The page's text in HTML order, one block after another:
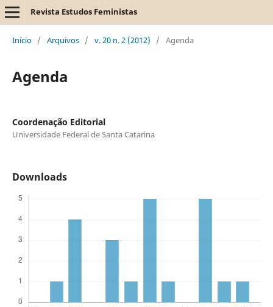
Revista Estudos Feministas
Início / Arquivos / v. 20 n. 2 (2012) / Agenda
Agenda
Coordenação Editorial
Universidade Federal de Santa Catarina
Downloads